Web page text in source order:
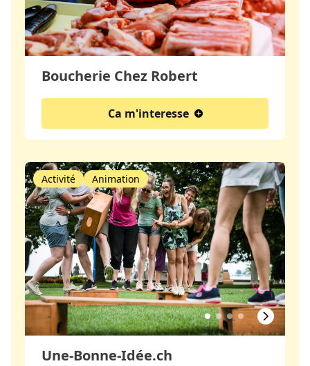
Boucherie Chez Robert
Ca m'interesse
Une-Bonne-Idée.ch
Activité Animation